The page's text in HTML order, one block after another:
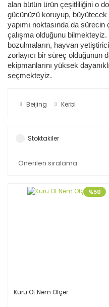
alan bütün ürün çeşitliliğini o
gücünüzü koruyup,
yapımı noktasında da
çalışma olduğunu
bozulmaların, hayvan
zorlayıcı bir süreç olduğunun
ekipmanlarını yüksek
seçmekteyiz.
Beijing Kerbl
Stoktakiler
%50
Kuru Ot Nem Ölçer